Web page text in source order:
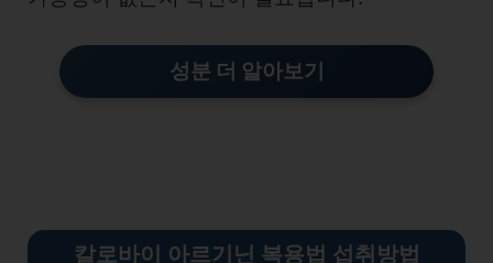
성분 더 알아보기
칼로바이 아르기닌 복용법 섭취방법